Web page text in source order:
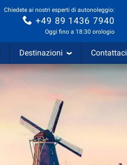
Chiedete ai nostri esperti di autonoleggio:
+49 89 1436 7940
Oggi fino a 18:30 orologio
Destinazioni Contattaci